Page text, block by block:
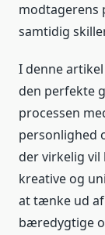
modtagerens
samtidig
I denne
den perfekte
processen
personlighed
der virkelig
kreative og
at tænke ud
bæredygtige